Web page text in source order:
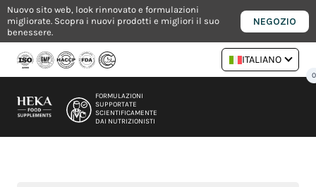
Vai
contenuto
Nuovo sito web, look rinnovato e formulazioni
migliorate. Scopra i nuovi prodotti e migliori il suo
benessere.
NEGOZIO
ITALIANO
FORMULAZIONI
SUPPORTATE
SCIENTIFICAMENTE
DAI NUTRIZIONISTI
0